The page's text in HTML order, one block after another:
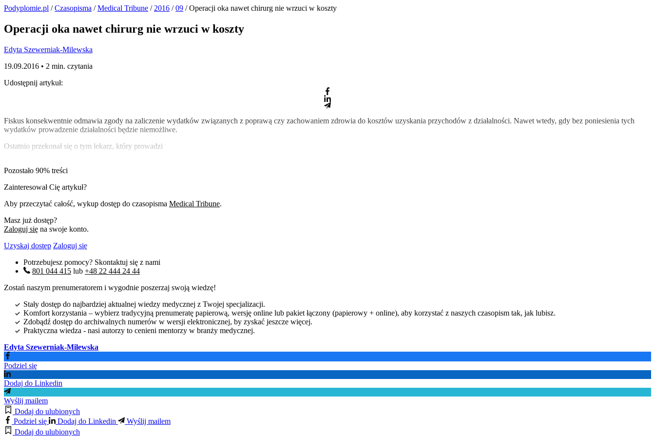
Podyplomie.pl /Czasopisma /Medical Tribune / 2016 /09 / Operacji oka nawet chirurg nie wrzuci w koszty
Operacji oka nawet chirurg nie wrzuci w koszty
Edyta Szewerniak-Milewska
19.09.2016 • 2 min. czytania
Udostępnij artykuł:
Fiskus konsekwentnie odmawia zgody na zaliczenie wydatków związanych z poprawą czy zachowaniem zdrowia do kosztów uzyskania przychodów z działalności. Nawet wtedy, gdy bez poniesienia tych
wydatków prowadzenie działalności będzie niemożliwe.
Ostatnio przekonał się o tym lekarz, który prowadzi
Pozostało 90% treści
Zainteresował Cię artykuł?
Aby przeczytać całość, wykup dostęp do czasopisma Medical Tribune.
Masz już dostęp?
Zaloguj się na swoje konto.
Uzyskaj dostęp Zaloguj się
Potrzebujesz pomocy? Skontaktuj się z nami
801 044 415 lub +48 22 444 24 44
Zostań naszym prenumeratorem i wygodnie poszerzaj swoją wiedzę!
Stały dostęp do najbardziej aktualnej wiedzy medycznej z Twojej specjalizacji.
Komfort korzystania – wybierz tradycyjną prenumeratę papierową, wersję online lub pakiet łączony (papierowy + online), aby korzystać z naszych czasopism tak, jak lubisz.
Zdobądź dostęp do archiwalnych numerów w wersji elektronicznej, by zyskać jeszcze więcej.
Praktyczna wiedza - nasi autorzy to cenieni mentorzy w branży medycznej.
Edyta Szewerniak-Milewska
Podziel się
Dodaj do Linkedin
Wyślij mailem
Dodaj do ulubionych
Podziel się
Dodaj do Linkedin
Wyślij mailem
Dodaj do ulubionych